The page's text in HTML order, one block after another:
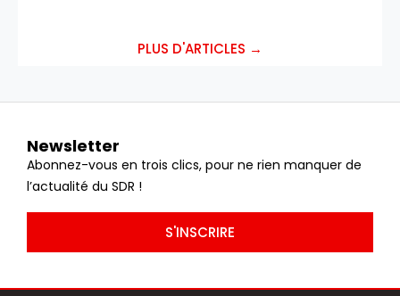
PLUS D'ARTICLES →
Newsletter
Abonnez-vous en trois clics, pour ne rien manquer de
l’actualité du SDR !
S'INSCRIRE